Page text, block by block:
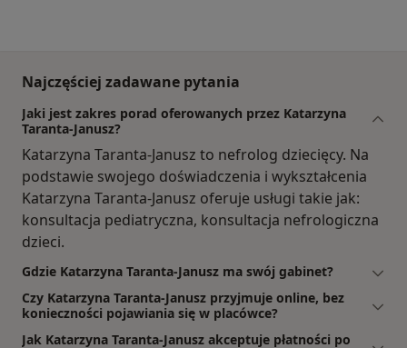
Najczęściej zadawane pytania
Jaki jest zakres porad oferowanych przez Katarzyna
Taranta-Janusz?
Katarzyna Taranta-Janusz to nefrolog dziecięcy. Na
podstawie swojego doświadczenia i wykształcenia
Katarzyna Taranta-Janusz oferuje usługi takie jak:
konsultacja pediatryczna, konsultacja nefrologiczna
dzieci.
Gdzie Katarzyna Taranta-Janusz ma swój gabinet?
Czy Katarzyna Taranta-Janusz przyjmuje online, bez
konieczności pojawiania się w placówce?
Jak Katarzyna Taranta-Janusz akceptuje płatności po